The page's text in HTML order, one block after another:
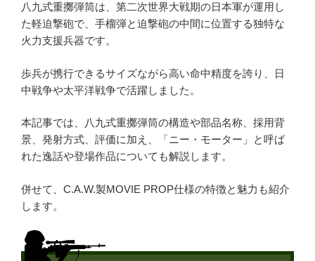
マルゼン
ウエスタンアームズ
KSC
K.T.W
タナカワークス
ホビーフィックス
KRYTAC
八九式重擲弾筒は、第二次世界大戦期の日本軍が運用し
た軽迫撃砲で、手榴弾と迫撃砲の中間に位置する独特な
火力支援兵器です。
歩兵が携行できるサイズながら高い命中精度を誇り、日
中戦争や太平洋戦争で活躍しました。
本記事では、八九式重擲弾筒の構造や部品名称、採用背
景、発射方式、評価に加え、「ニー・モーター」と呼ば
れた逸話や登場作品についても解説します。
併せて、C.A.W.製MOVIE PROP仕様の特徴と魅力も紹介
します。